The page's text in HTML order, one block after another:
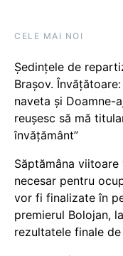
CELE MAI NOI
Ședințele de
Brașov.
naveta și Doamne-
reușesc să mă
învățământ”
Săptămâna
necesar pentru
vor fi finalizate în
premierul Bolojan,
rezultatele finale